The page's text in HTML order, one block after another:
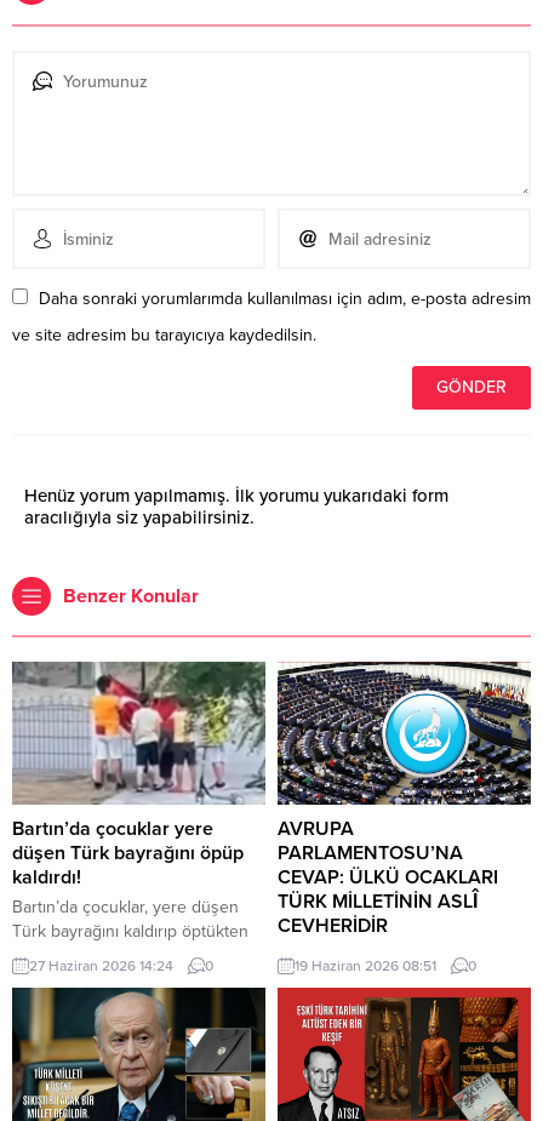
Daha sonraki yorumlarımda kullanılması için adım, e-posta adresim
ve site adresim bu tarayıcıya kaydedilsin.
Henüz yorum yapılmamış. İlk yorumu yukarıdaki form
aracılığıyla siz yapabilirsiniz.
Benzer Konular
Bartın’da çocuklar yere
düşen Türk bayrağını öpüp
kaldırdı!
Bartın’da çocuklar, yere düşen
Türk bayrağını kaldırıp öptükten
sonra gelen itfaiye ekiplerinin de
yardımıyla göndere çekti. O anlar
cep telefonu kamerası tarafından
kaydedildi. Yerden kaldırıp öptüler
Kemerköprü Mahallesi’nde dün
akşam saatlerinde Cumhuriyet
Parkı içerisindeki direkte bulunan
27 Haziran 2026 14:24 0
AVRUPA
PARLAMENTOSU’NA
CEVAP: ÜLKÜ OCAKLARI
TÜRK MİLLETİNİN ASLÎ
CEVHERİDİR
MHP milletvekili Prof. Dr. İlyas
Topsakal AB parlamentosuna
cevap verdi: Avrupa
Parlamentosu tarafından 17
Haziran 2026 tarihinde kabul
edilen Türkiye Raporu, teknik bir
ilerleme belgesi olmaktan ziyade,
19 Haziran 2026 08:51 0